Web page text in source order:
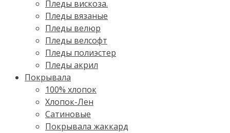
Пледы вискоза.
Пледы вязаные
Пледы велюр
Пледы велсофт
Пледы полиэстер
Пледы акрил
Покрывала
100% хлопок
Хлопок-Лен
Сатиновые
Покрывала жаккард